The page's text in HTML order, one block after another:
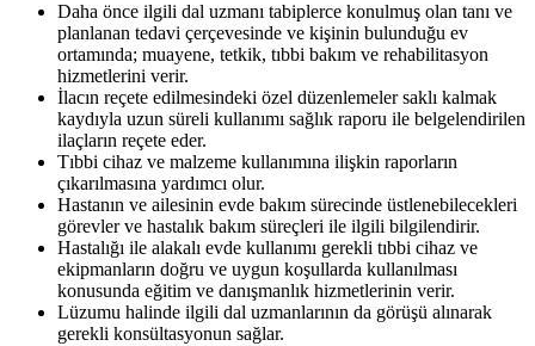
Daha önce ilgili dal uzmanı tabiplerce konulmuş olan tanı ve
planlanan tedavi çerçevesinde ve kişinin bulunduğu ev
ortamında; muayene, tetkik, tıbbi bakım ve rehabilitasyon
hizmetlerini verir.
İlacın reçete edilmesindeki özel düzenlemeler saklı kalmak
kaydıyla uzun süreli kullanımı sağlık raporu ile belgelendirilen
ilaçların reçete eder.
Tıbbi cihaz ve malzeme kullanımına ilişkin raporların
çıkarılmasına yardımcı olur.
Hastanın ve ailesinin evde bakım sürecinde üstlenebilecekleri
görevler ve hastalık bakım süreçleri ile ilgili bilgilendirir.
Hastalığı ile alakalı evde kullanımı gerekli tıbbi cihaz ve
ekipmanların doğru ve uygun koşullarda kullanılması
konusunda eğitim ve danışmanlık hizmetlerinin verir.
Lüzumu halinde ilgili dal uzmanlarının da görüşü alınarak
gerekli konsültasyonun sağlar.